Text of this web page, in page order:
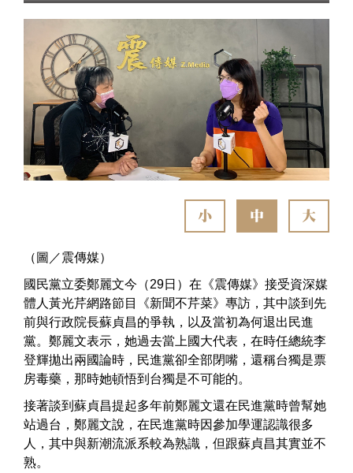
小 中 大
（圖／震傳媒）
國民黨立委鄭麗文今（29日）在《震傳媒》接受資深媒
體人黃光芹網路節目《新聞不芹菜》專訪，其中談到先
前與行政院長蘇貞昌的爭執，以及當初為何退出民進
黨。鄭麗文表示，她過去當上國大代表，在時任總統李
登輝拋出兩國論時，民進黨卻全部閉嘴，還稱台獨是票
房毒藥，那時她頓悟到台獨是不可能的。
接著談到蘇貞昌提起多年前鄭麗文還在民進黨時曾幫她
站過台，鄭麗文說，在民進黨時因參加學運認識很多
人，其中與新潮流派系較為熟識，但跟蘇貞昌其實並不
熟。